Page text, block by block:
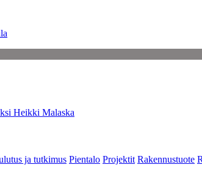
Heikki Malaska
ja tutkimus Pientalo Projektit Rakennustuote